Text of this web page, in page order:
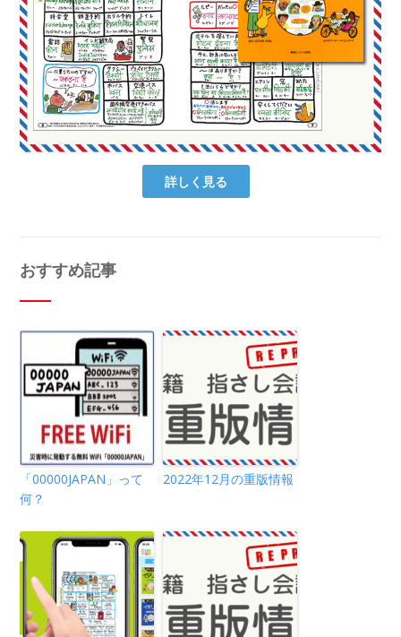
詳しく見る
おすすめ記事
「00000JAPAN」って
何？
2022年12月の重版情報